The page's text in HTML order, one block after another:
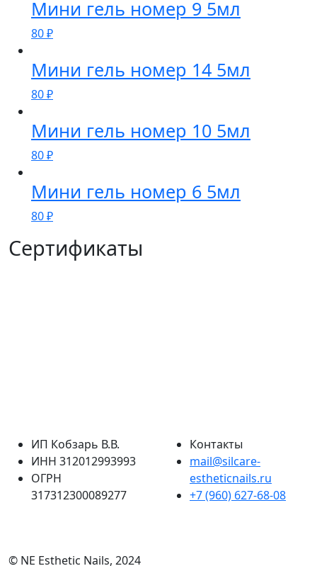
Мини гель номер 9 5мл
80₽
Мини гель номер 14 5мл
80₽
Мини гель номер 10 5мл
80₽
Мини гель номер 6 5мл
80₽
Сертификаты
ИП Кобзарь В.В.
ИНН 312012993993
ОГРН
317312300089277
Контакты
mail@silcare-
estheticnails.ru
+7 (960) 627-68-08
© NE Esthetic Nails, 2024